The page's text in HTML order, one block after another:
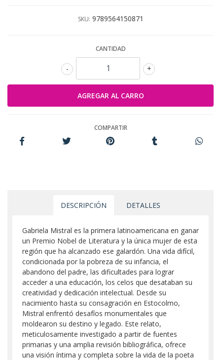
SKU: 9789564150871
CANTIDAD
+
-
COMPARTIR
DESCRIPCIÓN DETALLES
Gabriela Mistral es la primera latinoamericana en ganar
un Premio Nobel de Literatura y la única mujer de esta
región que ha alcanzado ese galardón. Una vida difícil,
condicionada por la pobreza de su infancia, el
abandono del padre, las dificultades para lograr
acceder a una educación, los celos que desataban su
creatividad y dedicación intelectual. Desde su
nacimiento hasta su consagración en Estocolmo,
Mistral enfrentó desafíos monumentales que
moldearon su destino y legado. Este relato,
meticulosamente investigado a partir de fuentes
primarias y una amplia revisión bibliográfica, ofrece
una visión íntima y completa sobre la vida de la poeta